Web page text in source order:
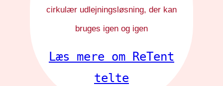
cirkulær udlejningsløsning, der kan
bruges igen og igen
Læs mere om ReTent
telte